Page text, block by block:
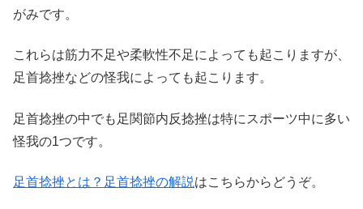
がみです。
これらは筋力不足や柔軟性不足によっても起こりますが、
足首捻挫などの怪我によっても起こります。
足首捻挫の中でも足関節内反捻挫は特にスポーツ中に多い
怪我の1つです。
足首捻挫とは？足首捻挫の解説はこちらからどうぞ。